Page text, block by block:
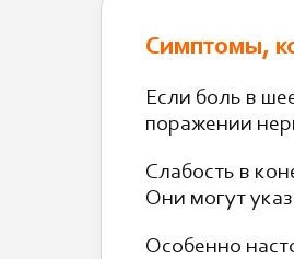
Симптомы,
Если боль в
поражении
Слабость в
Они могут
Особенно